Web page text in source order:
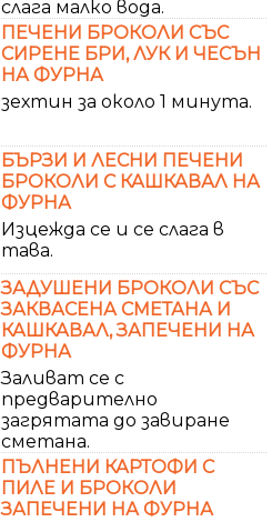
слага малко вода.
ПЕЧЕНИ БРОКОЛИ СЪС
СИРЕНЕ БРИ, ЛУК И ЧЕСЪН
НА ФУРНА
зехтин за около 1 минута.
БЪРЗИ И ЛЕСНИ ПЕЧЕНИ
БРОКОЛИ С КАШКАВАЛ НА
ФУРНА
Изцежда се и се слага в
тава.
ЗАДУШЕНИ БРОКОЛИ СЪС
ЗАКВАСЕНА СМЕТАНА И
КАШКАВАЛ, ЗАПЕЧЕНИ НА
ФУРНА
Заливат се с
предварително
загрятата до завиране
сметана.
ПЪЛНЕНИ КАРТОФИ С
ПИЛЕ И БРОКОЛИ
ЗАПЕЧЕНИ НА ФУРНА